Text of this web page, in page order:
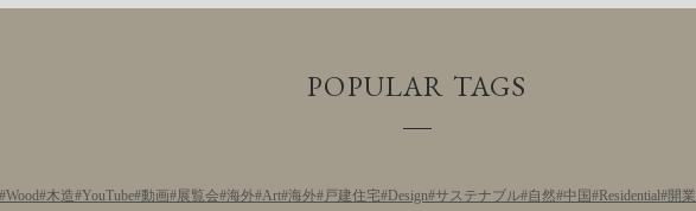
POPULAR TAGS
Wood 木造 YouTube 動画 展覧会 海外 Art 海外 戸建住宅 Design サステナブル 自然 中国 Residential 開業